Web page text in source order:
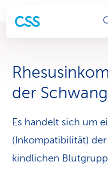
i
der
Es handelt sich um
(Inkompatibilität)
kindlichen